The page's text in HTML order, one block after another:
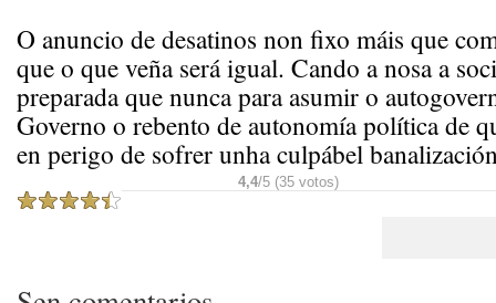
O anuncio de desatinos non fixo máis que
que o que veña será igual. Cando a nosa a
preparada que nunca para asumir o
Governo o rebento de autonomía política de
en perigo de sofrer unha culpábel
4,4/5 (35 votos)